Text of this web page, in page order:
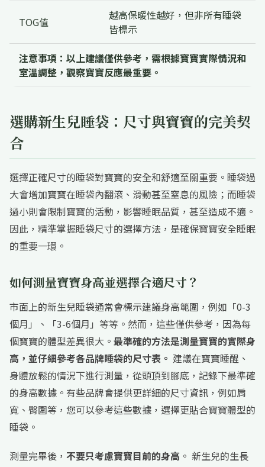
TOG值
越高保暖性越好，但非所有睡袋
皆標示
注意事項：以上建議僅供參考，需根據寶寶實際情況和
室溫調整，觀察寶寶反應最重要。
選購新生兒睡袋：尺寸與寶寶的完美契
合
選擇正確尺寸的睡袋對寶寶的安全和舒適至關重要。睡袋過
大會增加寶寶在睡袋內翻滾、滑動甚至窒息的風險；而睡袋
過小則會限制寶寶的活動，影響睡眠品質，甚至造成不適。
因此，精準掌握睡袋尺寸的選擇方法，是確保寶寶安全睡眠
的重要一環。
如何測量寶寶身高並選擇合適尺寸？
市面上的新生兒睡袋通常會標示建議身高範圍，例如「0-3
個月」、「3-6個月」等等。然而，這些僅供參考，因為每
個寶寶的體型差異很大。 最準確的方法是測量寶寶的實際身
高，並仔細參考各品牌睡袋的尺寸表。 建議在寶寶睡醒、
身體放鬆的情況下進行測量，從頭頂到腳底，記錄下最準確
的身高數據。有些品牌會提供更詳細的尺寸資訊，例如肩
寬、臀圍等，您可以參考這些數據，選擇更貼合寶寶體型的
睡袋。
測量完畢後， 不要只考慮寶寶目前的身高 。 新生兒的生長